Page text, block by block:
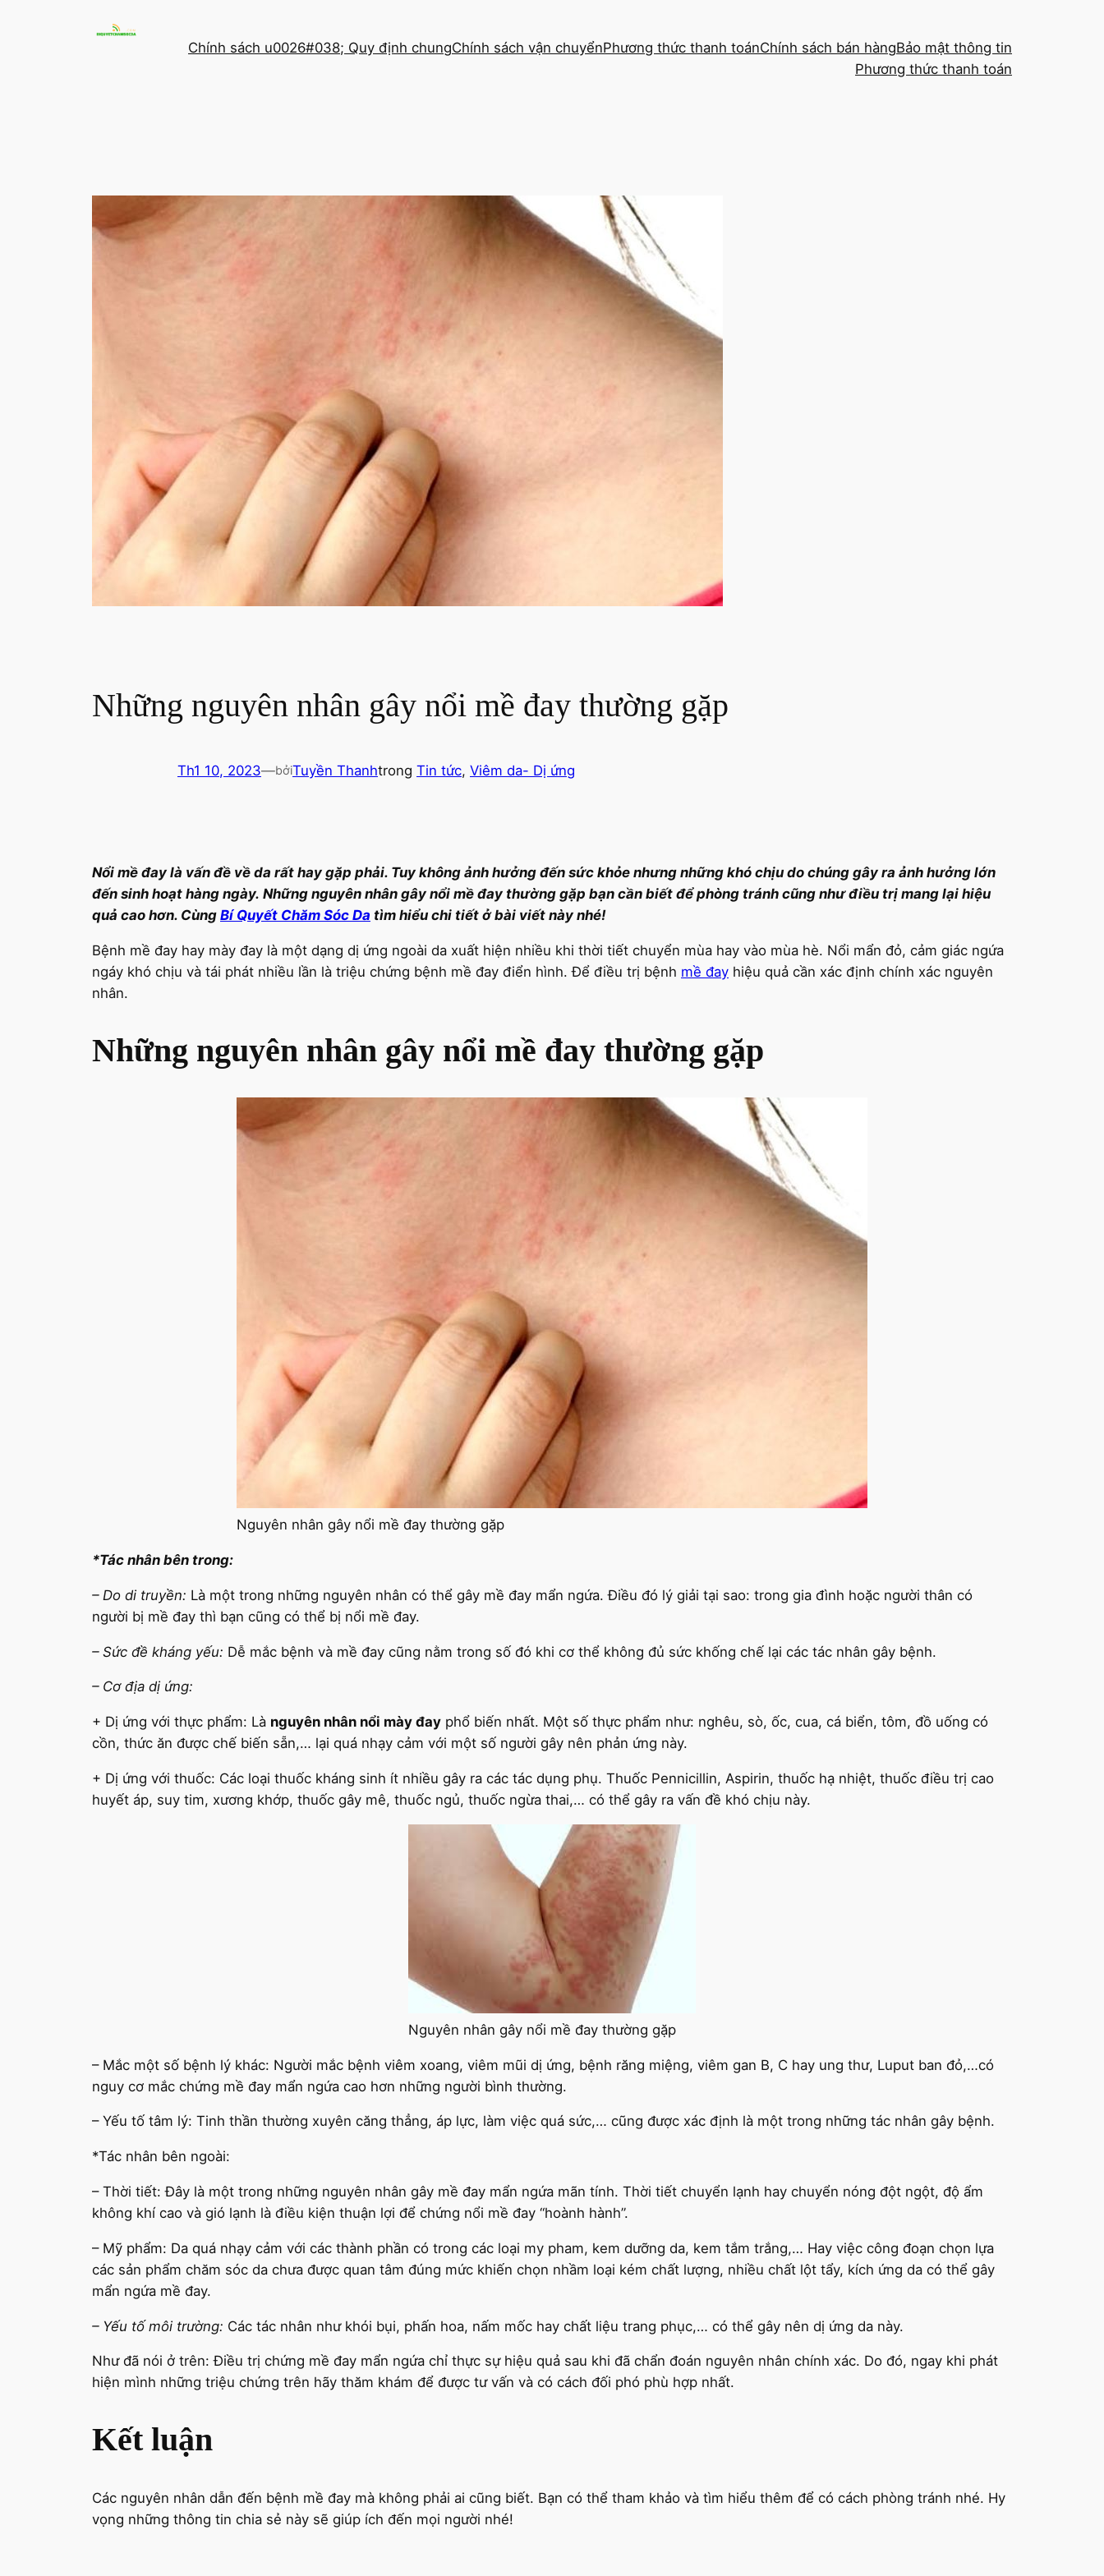
Chính sách u0026#038; Quy định chungChính sách vận chuyểnPhương thức thanh toánChính sách bán hàngBảo mật thông tin
Phương thức thanh toán
Những nguyên nhân gây nổi mề đay thường gặp
Th1 10, 2023—bởiTuyền Thanhtrong Tin tức, Viêm da- Dị ứng
Nổi mề đay là vấn đề về da rất hay gặp phải. Tuy không ảnh hưởng đến sức khỏe nhưng những khó chịu do chúng gây ra ảnh hưởng lớn
đến sinh hoạt hàng ngày. Những nguyên nhân gây nổi mề đay thường gặp bạn cần biết để phòng tránh cũng như điều trị mang lại hiệu
quả cao hơn. Cùng Bí Quyết Chăm Sóc Da tìm hiểu chi tiết ở bài viết này nhé!
Bệnh mề đay hay mày đay là một dạng dị ứng ngoài da xuất hiện nhiều khi thời tiết chuyển mùa hay vào mùa hè. Nổi mẩn đỏ, cảm giác ngứa
ngáy khó chịu và tái phát nhiều lần là triệu chứng bệnh mề đay điển hình. Để điều trị bệnh mề đay hiệu quả cần xác định chính xác nguyên
nhân.
Những nguyên nhân gây nổi mề đay thường gặp
Nguyên nhân gây nổi mề đay thường gặp
*Tác nhân bên trong:
– Do di truyền: Là một trong những nguyên nhân có thể gây mề đay mẩn ngứa. Điều đó lý giải tại sao: trong gia đình hoặc người thân có
người bị mề đay thì bạn cũng có thể bị nổi mề đay.
– Sức đề kháng yếu: Dễ mắc bệnh và mề đay cũng nằm trong số đó khi cơ thể không đủ sức khống chế lại các tác nhân gây bệnh.
– Cơ địa dị ứng:
+ Dị ứng với thực phẩm: Là nguyên nhân nổi mày đay phổ biến nhất. Một số thực phẩm như: nghêu, sò, ốc, cua, cá biển, tôm, đồ uống có
cồn, thức ăn được chế biến sẵn,… lại quá nhạy cảm với một số người gây nên phản ứng này.
+ Dị ứng với thuốc: Các loại thuốc kháng sinh ít nhiều gây ra các tác dụng phụ. Thuốc Pennicillin, Aspirin, thuốc hạ nhiệt, thuốc điều trị cao
huyết áp, suy tim, xương khớp, thuốc gây mê, thuốc ngủ, thuốc ngừa thai,… có thể gây ra vấn đề khó chịu này.
Nguyên nhân gây nổi mề đay thường gặp
– Mắc một số bệnh lý khác: Người mắc bệnh viêm xoang, viêm mũi dị ứng, bệnh răng miệng, viêm gan B, C hay ung thư, Luput ban đỏ,…có
nguy cơ mắc chứng mề đay mẩn ngứa cao hơn những người bình thường.
– Yếu tố tâm lý: Tinh thần thường xuyên căng thẳng, áp lực, làm việc quá sức,… cũng được xác định là một trong những tác nhân gây bệnh.
*Tác nhân bên ngoài:
– Thời tiết: Đây là một trong những nguyên nhân gây mề đay mẩn ngứa mãn tính. Thời tiết chuyển lạnh hay chuyển nóng đột ngột, độ ẩm
không khí cao và gió lạnh là điều kiện thuận lợi để chứng nổi mề đay “hoành hành”.
– Mỹ phẩm: Da quá nhạy cảm với các thành phần có trong các loại my pham, kem dưỡng da, kem tắm trắng,… Hay việc công đoạn chọn lựa
các sản phẩm chăm sóc da chưa được quan tâm đúng mức khiến chọn nhầm loại kém chất lượng, nhiều chất lột tẩy, kích ứng da có thể gây
mẩn ngứa mề đay.
– Yếu tố môi trường: Các tác nhân như khói bụi, phấn hoa, nấm mốc hay chất liệu trang phục,… có thể gây nên dị ứng da này.
Như đã nói ở trên: Điều trị chứng mề đay mẩn ngứa chỉ thực sự hiệu quả sau khi đã chẩn đoán nguyên nhân chính xác. Do đó, ngay khi phát
hiện mình những triệu chứng trên hãy thăm khám để được tư vấn và có cách đối phó phù hợp nhất.
Kết luận
Các nguyên nhân dẫn đến bệnh mề đay mà không phải ai cũng biết. Bạn có thể tham khảo và tìm hiểu thêm để có cách phòng tránh nhé. Hy
vọng những thông tin chia sẻ này sẽ giúp ích đến mọi người nhé!